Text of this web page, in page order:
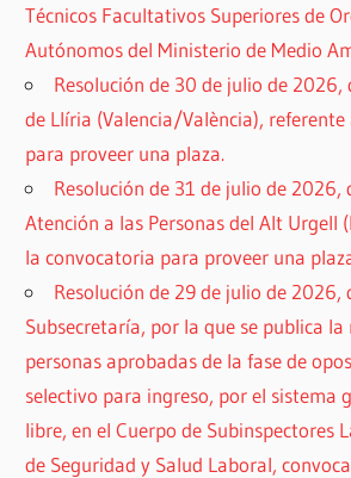
Técnicos Facultativos Superiores de
Autónomos del Ministerio de Medio
Resolución de 30 de julio de
de Llíria (Valencia/València),
para proveer una plaza.
Resolución de 31 de julio de 2026,
Atención a las Personas del Alt Urgell
la convocatoria para proveer una
Resolución de 29 de julio de 2026,
Subsecretaría, por la que se publica la
personas aprobadas de la fase de
selectivo para ingreso, por el sistema
libre, en el Cuerpo de Subinspectores
de Seguridad y Salud Laboral,